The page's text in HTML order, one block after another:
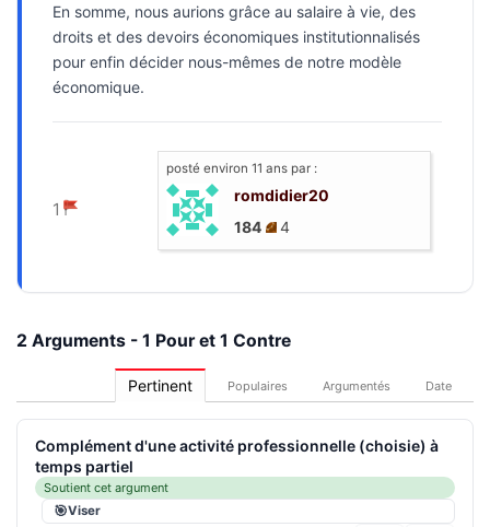
En somme, nous aurions grâce au salaire à vie, des
droits et des devoirs économiques institutionnalisés
pour enfin décider nous-mêmes de notre modèle
économique.
1
postéenviron 11 ans par :
romdidier20
184
4
2 Arguments - 1 Pour et 1 Contre
Pertinent Populaires Argumentés Date
Complément d'une activité professionnelle (choisie) à
temps partiel
Soutient cet argument
Viser